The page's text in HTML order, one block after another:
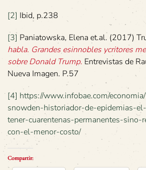
[2] Ibid, p.238
[3] Paniatowska, Elena et.al. (2017)
habla. Grandes esinnobles ycritores
sobre Donald Trump. Entrevistas de
Nueva Imagen. P.57
[4] https://www.infobae.com/
snowden-historiador-de-epidemias-
tener-cuarentenas-permanentes-sino-
con-el-menor-costo/
Compartir: